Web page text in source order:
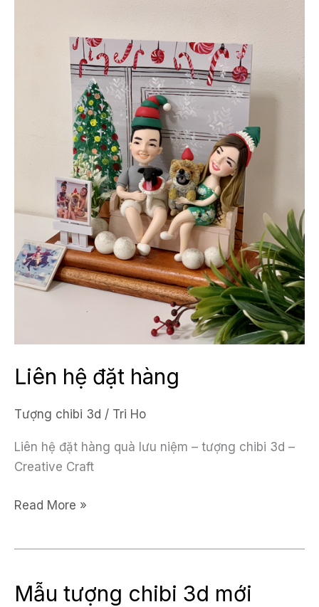
Liên hệ đặt hàng
Tượng chibi 3d / Tri Ho
Liên hệ đặt hàng quà lưu niệm – tượng chibi 3d –
Creative Craft
Liên
Read More »
Mẫu tượng chibi 3d mới